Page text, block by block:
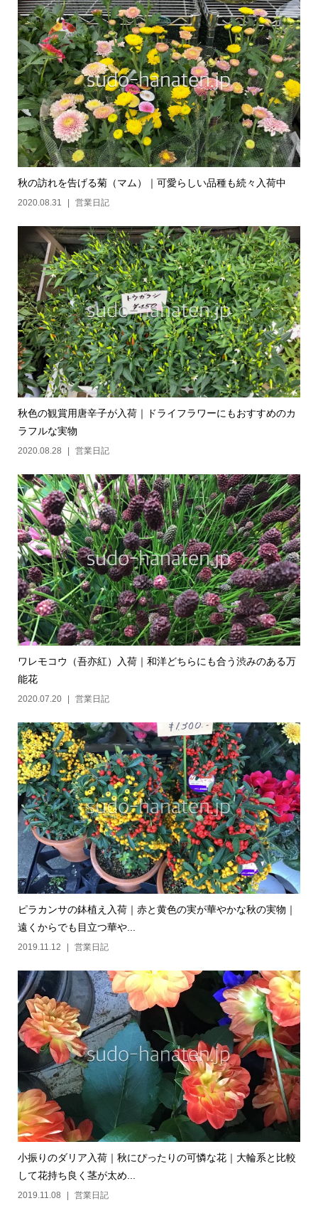
秋の訪れを告げる菊（マム）｜可愛らしい品種も続々入荷中
2020.08.31 営業日記
秋色の観賞用唐辛子が入荷｜ドライフラワーにもおすすめのカ
ラフルな実物
2020.08.28 営業日記
ワレモコウ（吾亦紅）入荷｜和洋どちらにも合う渋みのある万
能花
2020.07.20 営業日記
ピラカンサの鉢植え入荷｜赤と黄色の実が華やかな秋の実物｜
遠くからでも目立つ華や...
2019.11.12 営業日記
小振りのダリア入荷｜秋にぴったりの可憐な花｜大輪系と比較
して花持ち良く茎が太め...
2019.11.08 営業日記